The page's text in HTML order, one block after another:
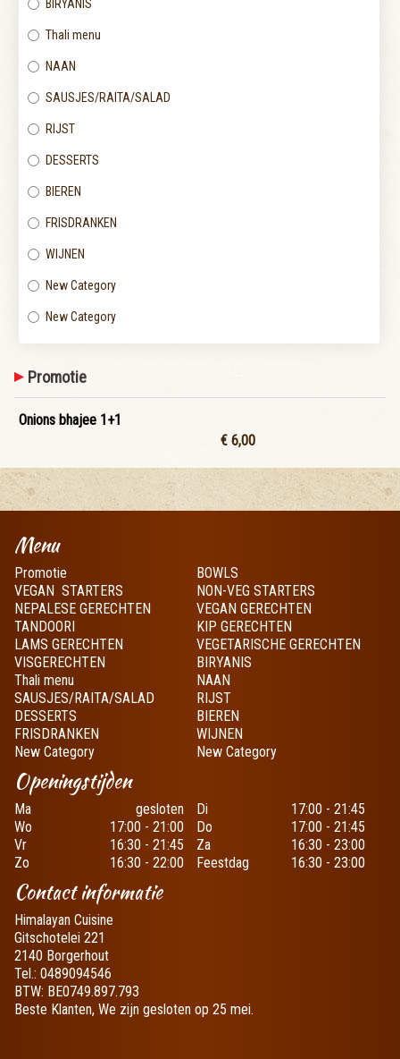
BIRYANIS
Thali menu
NAAN
SAUSJES/RAITA/SALAD
RIJST
DESSERTS
BIEREN
FRISDRANKEN
WIJNEN
New Category
New Category
Promotie
Onions bhajee 1+1
€ 6,00
Menu
Promotie
BOWLS
VEGAN STARTERS
NON-VEG STARTERS
NEPALESE GERECHTEN
VEGAN GERECHTEN
TANDOORI
KIP GERECHTEN
LAMS GERECHTEN
VEGETARISCHE GERECHTEN
VISGERECHTEN
BIRYANIS
Thali menu
NAAN
SAUSJES/RAITA/SALAD
RIJST
DESSERTS
BIEREN
FRISDRANKEN
WIJNEN
New Category
New Category
Openingstijden
Ma gesloten Di
17:00 - 21:45
Wo
17:00 - 21:00 Do
17:00 - 21:45
Vr
16:30 - 21:45 Za
16:30 - 23:00
Zo
16:30 - 22:00 Feestdag 16:30 - 23:00
Contact informatie
Himalayan Cuisine
Gitschotelei 221
2140 Borgerhout
Tel.: 0489094546
BTW: BE0749.897.793
Beste Klanten, We zijn gesloten op 25 mei.